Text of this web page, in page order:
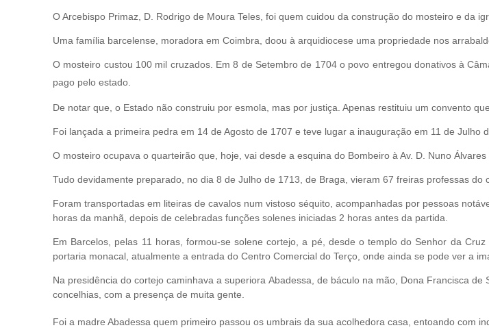
O Arcebispo Primaz, D. Rodrigo de Moura Teles, foi quem cuidou da construção do mosteiro e da
Uma família barcelense, moradora em Coimbra, doou à arquidiocese uma propriedade nos
O mosteiro custou 100 mil cruzados. Em 8 de Setembro de 1704 o povo entregou donativos à
pago pelo estado.
De notar que, o Estado não construiu por esmola, mas por justiça. Apenas restituiu um convento
Foi lançada a primeira pedra em 14 de Agosto de 1707 e teve lugar a inauguração em 11 de Julho
O mosteiro ocupava o quarteirão que, hoje, vai desde a esquina do Bombeiro à Av. D. Nuno
Tudo devidamente preparado, no dia 8 de Julho de 1713, de Braga, vieram 67 freiras professas
Foram transportadas em liteiras de cavalos num vistoso séquito, acompanhadas por pessoas
horas da manhã, depois de celebradas funções solenes iniciadas 2 horas antes da partida.
Em Barcelos, pelas 11 horas, formou-se solene cortejo, a pé, desde o templo do Senhor da
portaria monacal, atualmente a entrada do Centro Comercial do Terço, onde ainda se pode ver a
Na presidência do cortejo caminhava a superiora Abadessa, de báculo na mão, Dona Francisca
concelhias, com a presença de muita gente.
Foi a madre Abadessa quem primeiro passou os umbrais da sua acolhedora casa, entoando com